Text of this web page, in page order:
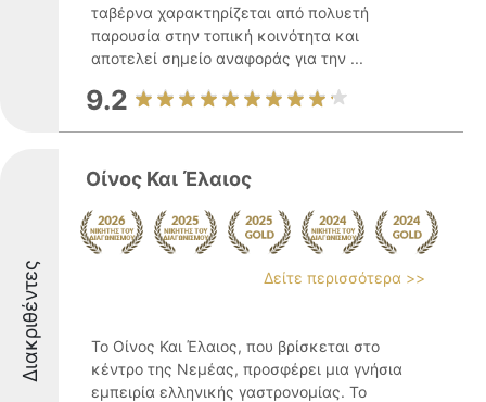
ταβέρνα χαρακτηρίζεται από πολυετή
παρουσία στην τοπική κοινότητα και
αποτελεί σημείο αναφοράς για την ...
9.2
Διακριθέντες
Οίνος Και Έλαιος
Δείτε περισσότερα >>
Το Οίνος Και Έλαιος, που βρίσκεται στο
κέντρο της Νεμέας, προσφέρει μια γνήσια
εμπειρία ελληνικής γαστρονομίας. Το